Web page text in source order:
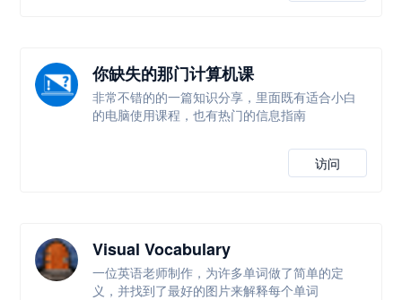
你缺失的那门计算机课
非常不错的的一篇知识分享，里面既有适合小白
的电脑使用课程，也有热门的信息指南
访问
Visual Vocabulary
一位英语老师制作，为许多单词做了简单的定
义，并找到了最好的图片来解释每个单词